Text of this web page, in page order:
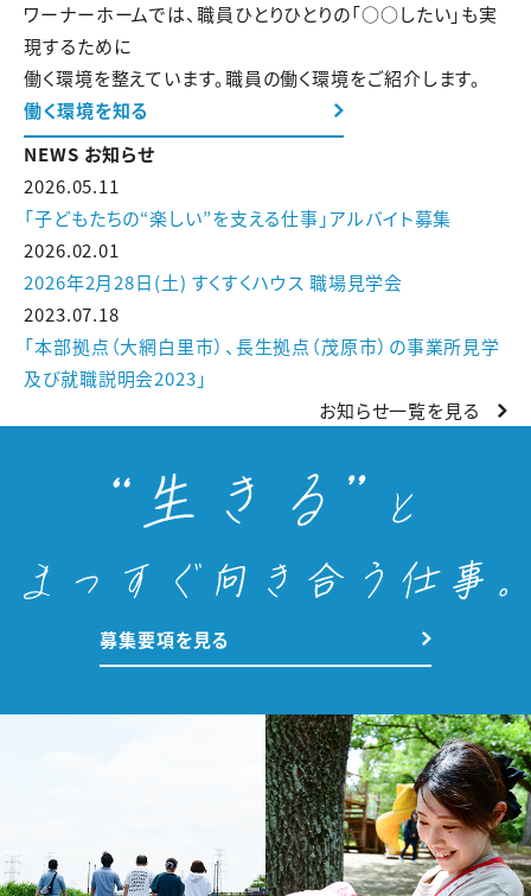
ワーナーホームでは、職員ひとりひとりの「○○したい」も実
現するために
働く環境を整えています。職員の働く環境をご紹介します。
働く環境を知る
NEWS お知らせ
2026.05.11
「子どもたちの“楽しい”を支える仕事」アルバイト募集
2026.02.01
2026年2月28日(土) すくすくハウス 職場見学会
2023.07.18
「本部拠点（大網白里市）、長生拠点（茂原市）の事業所見学
及び就職説明会2023」
お知らせ一覧を見る
募集要項を見る